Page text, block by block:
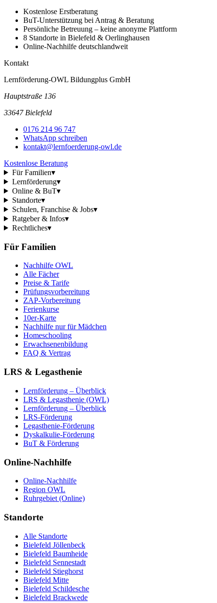
Kostenlose Erstberatung
BuT-Unterstützung bei Antrag & Beratung
Persönliche Betreuung – keine anonyme Plattform
8 Standorte in Bielefeld & Oerlinghausen
Online-Nachhilfe deutschlandweit
Kontakt
Lernförderung-OWL Bildungplus GmbH
Hauptstraße 136
33647 Bielefeld
0176 214 96 747
WhatsApp schreiben
kontakt@lernfoerderung-owl.de
Kostenlose Beratung
Für Familien▾
Lernförderung▾
Online & BuT▾
Standorte▾
Schulen, Franchise & Jobs▾
Ratgeber & Infos▾
Rechtliches▾
Für Familien
Nachhilfe OWL
Alle Fächer
Preise & Tarife
Prüfungsvorbereitung
ZAP-Vorbereitung
Ferienkurse
10er-Karte
Nachhilfe nur für Mädchen
Homeschooling
Erwachsenenbildung
FAQ & Vertrag
LRS & Legasthenie
Lernförderung – Überblick
LRS & Legasthenie (OWL)
Lernförderung – Überblick
LRS-Förderung
Legasthenie-Förderung
Dyskalkulie-Förderung
BuT & Förderung
Online-Nachhilfe
Online-Nachhilfe
Region OWL
Ruhrgebiet (Online)
Standorte
Alle Standorte
Bielefeld Jöllenbeck
Bielefeld Baumheide
Bielefeld Sennestadt
Bielefeld Stieghorst
Bielefeld Mitte
Bielefeld Schildesche
Bielefeld Brackwede